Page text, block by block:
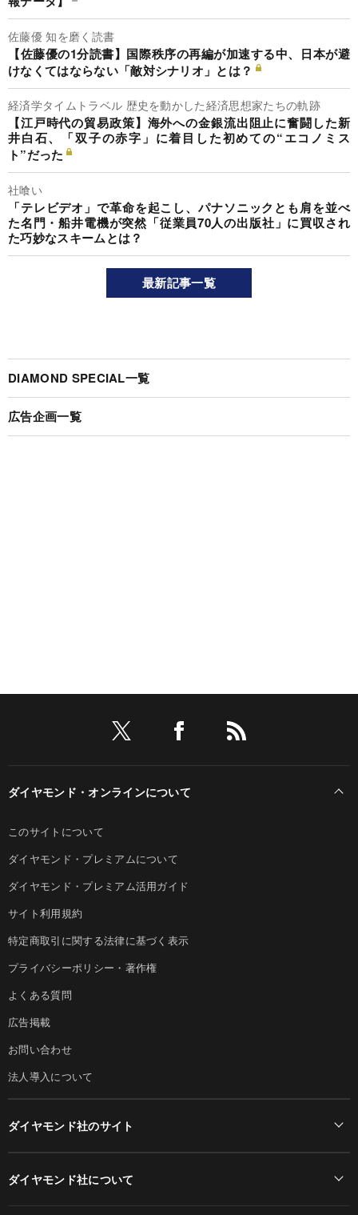
佐藤優 知を磨く読書
【佐藤優の1分読書】国際秩序の再編が加速する中、日本が避
けなくてはならない「敵対シナリオ」とは？
経済学タイムトラベル 歴史を動かした経済思想家たちの軌跡
【江戸時代の貿易政策】海外への金銀流出阻止に奮闘した新
井白石、「双子の赤字」に着目した初めての“エコノミス
ト”だった
社喰い
「テレビデオ」で革命を起こし、パナソニックとも肩を並べ
た名門・船井電機が突然「従業員70人の出版社」に買収され
た巧妙なスキームとは？
最新記事一覧
DIAMOND SPECIAL一覧
広告企画一覧
ダイヤモンド・オンラインについて
このサイトについて
ダイヤモンド・プレミアムについて
ダイヤモンド・プレミアム活用ガイド
サイト利用規約
特定商取引に関する法律に基づく表示
プライバシーポリシー・著作権
よくある質問
広告掲載
お問い合わせ
法人導入について
ダイヤモンド社のサイト
ダイヤモンド社について